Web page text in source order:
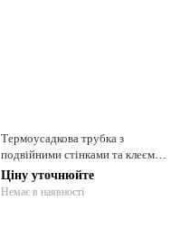
Термоусадкова трубка з
подвійними стінками та клеєм
діаметром 6,4
Ціну уточнюйте
Немає в наявності